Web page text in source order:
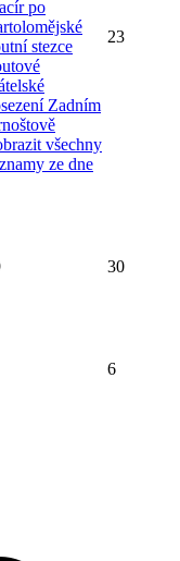
po
stezce
Zadním
všechny
ze dne
23
30
6